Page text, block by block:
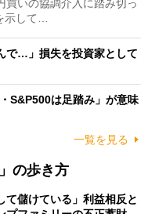
いの協調介入に踏み切っ
示して…
で…」損失を投資家として
S&P500は足踏み」が意味
一覧を見る
の歩き方
て儲けている」利益相反と